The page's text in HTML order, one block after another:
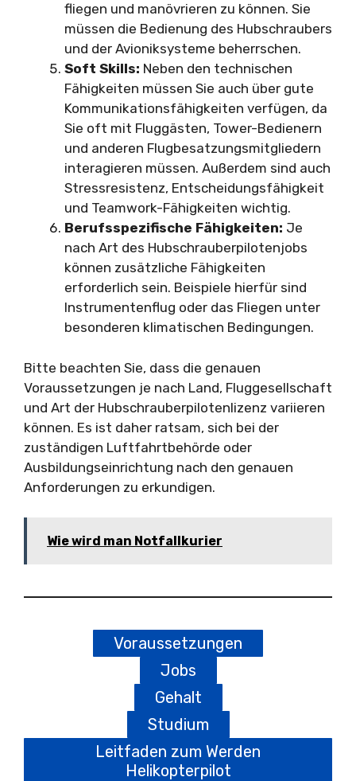
fliegen und manövrieren zu können. Sie
müssen die Bedienung des Hubschraubers
und der Avioniksysteme beherrschen.
Soft Skills: Neben den technischen
Fähigkeiten müssen Sie auch über gute
Kommunikationsfähigkeiten verfügen, da
Sie oft mit Fluggästen, Tower-Bedienern
und anderen Flugbesatzungsmitgliedern
interagieren müssen. Außerdem sind auch
Stressresistenz, Entscheidungsfähigkeit
und Teamwork-Fähigkeiten wichtig.
Berufsspezifische Fähigkeiten: Je
nach Art des Hubschrauberpilotenjobs
können zusätzliche Fähigkeiten
erforderlich sein. Beispiele hierfür sind
Instrumentenflug oder das Fliegen unter
besonderen klimatischen Bedingungen.
Bitte beachten Sie, dass die genauen
Voraussetzungen je nach Land, Fluggesellschaft
und Art der Hubschrauberpilotenlizenz variieren
können. Es ist daher ratsam, sich bei der
zuständigen Luftfahrtbehörde oder
Ausbildungseinrichtung nach den genauen
Anforderungen zu erkundigen.
Wie wird man Notfallkurier
Voraussetzungen
Jobs
Gehalt
Studium
Leitfaden zum Werden
Helikopterpilot